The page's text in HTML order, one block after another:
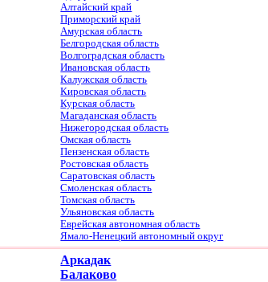
Алтайский край
Приморский край
Амурская область
Белгородская область
Волгоградская область
Ивановская область
Калужская область
Кировская область
Курская область
Магаданская область
Нижегородская область
Омская область
Пензенская область
Ростовская область
Саратовская область
Смоленская область
Томская область
Ульяновская область
Еврейская автономная область
Ямало-Ненецкий автономный округ
Аркадак
Балаково